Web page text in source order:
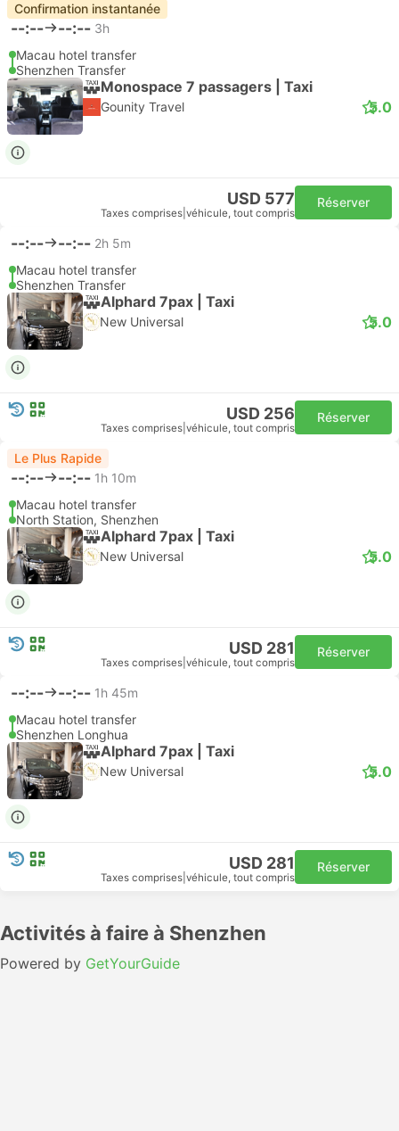
Confirmation instantanée
--:-- --:-- 3h
Macau hotel transfer
Shenzhen Transfer
Monospace 7 passagers | Taxi
Gounity Travel 5.0
USD 577
Taxes comprises véhicule, tout compris
Réserver
--:-- --:-- 2h 5m
Macau hotel transfer
Shenzhen Transfer
Alphard 7pax | Taxi
New Universal 5.0
USD 256
Taxes comprises véhicule, tout compris
Réserver
Le Plus Rapide
--:-- --:-- 1h 10m
Macau hotel transfer
North Station, Shenzhen
Alphard 7pax | Taxi
New Universal 5.0
USD 281
Taxes comprises véhicule, tout compris
Réserver
--:-- --:-- 1h 45m
Macau hotel transfer
Shenzhen Longhua
Alphard 7pax | Taxi
New Universal 5.0
USD 281
Taxes comprises véhicule, tout compris
Réserver
Activités à faire à Shenzhen
Powered by GetYourGuide